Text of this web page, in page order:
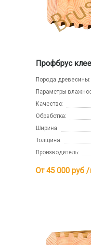
Профбрус
Порода древесины:
Параметры
Качество:
Обработка:
Ширина:
Толщина:
Производитель:
От 45 000 руб /